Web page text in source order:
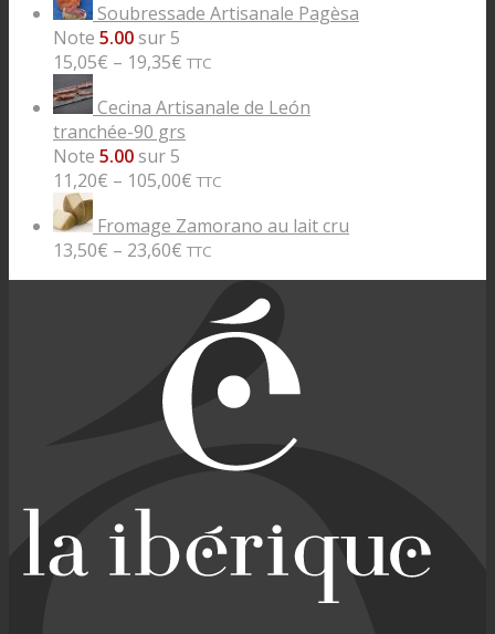
Soubressade Artisanale Pagèsa
Note 5.00sur 5
15,05€ – 19,35€ TTC
Cecina Artisanale de León
tranchée-90 grs
Note 5.00sur 5
11,20€ – 105,00€ TTC
Fromage Zamorano au lait cru
13,50€ – 23,60€ TTC